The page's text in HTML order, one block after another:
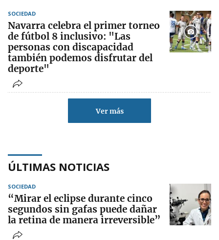
SOCIEDAD
Navarra celebra el primer torneo
de fútbol 8 inclusivo: "Las
personas con discapacidad
también podemos disfrutar del
deporte"
Ver más
ÚLTIMAS NOTICIAS
SOCIEDAD
“Mirar el eclipse durante cinco
segundos sin gafas puede dañar
la retina de manera irreversible”